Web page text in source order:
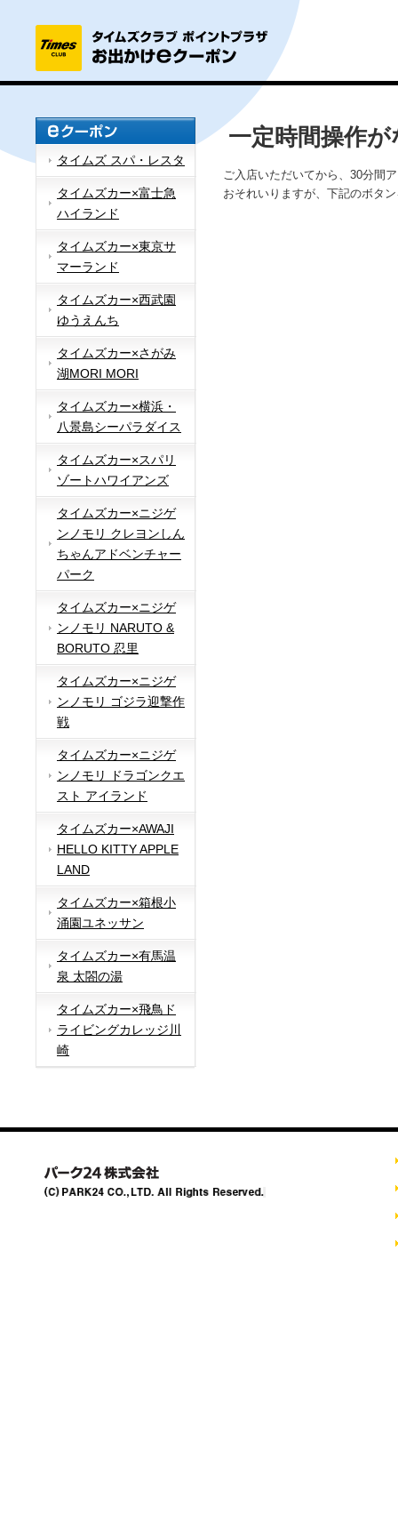
タイムズ スパ・レスタ
タイムズカー×富士急
ハイランド
タイムズカー×東京サ
マーランド
タイムズカー×西武園
ゆうえんち
タイムズカー×さがみ
湖MORI MORI
タイムズカー×横浜・
八景島シーパラダイス
タイムズカー×スパリ
ゾートハワイアンズ
タイムズカー×ニジゲ
ンノモリ クレヨンしん
ちゃんアドベンチャー
パーク
タイムズカー×ニジゲ
ンノモリ NARUTO &
BORUTO 忍里
タイムズカー×ニジゲ
ンノモリ ゴジラ迎撃作
戦
タイムズカー×ニジゲ
ンノモリ ドラゴンクエ
スト アイランド
タイムズカー×AWAJI
HELLO KITTY APPLE
LAND
タイムズカー×箱根小
涌園ユネッサン
タイムズカー×有馬温
泉 太閤の湯
タイムズカー×飛鳥ド
ライビングカレッジ川
崎
一定時間操作
ご入店いただいてから、30分間
おそれいりますが、下記のボタ